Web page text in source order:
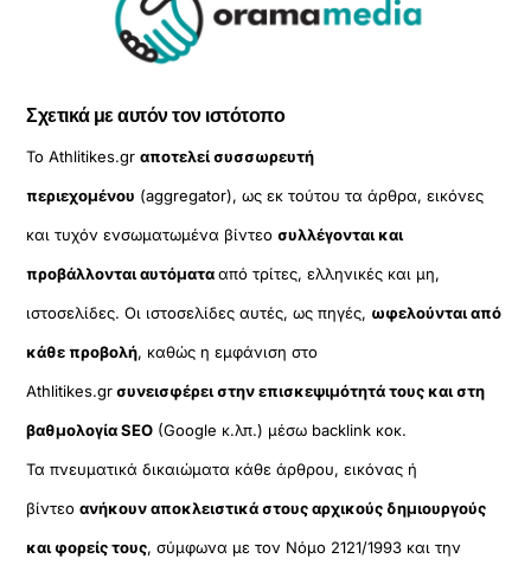
Σχετικά με αυτόν τον ιστότοπο
Το Athlitikes.grαποτελεί συσσωρευτή
περιεχομένου (aggregator), ως εκ τούτου τα άρθρα, εικόνες
και τυχόν ενσωματωμένα βίντεοσυλλέγονται και
προβάλλονται αυτόματααπό τρίτες, ελληνικές και μη,
ιστοσελίδες. Οι ιστοσελίδες αυτές, ως πηγές, ωφελούνται από
κάθε προβολή, καθώς η εμφάνιση στο
Athlitikes.grσυνεισφέρει στην επισκεψιμότητά τους και στη
βαθμολογία SEO (Google κ.λπ.) μέσω backlink κοκ.
Τα πνευματικά δικαιώματα κάθε άρθρου, εικόνας ή
βίντεοανήκουν αποκλειστικά στους αρχικούς δημιουργούς
και φορείς τους, σύμφωνα με τον Νόμο 2121/1993 και την